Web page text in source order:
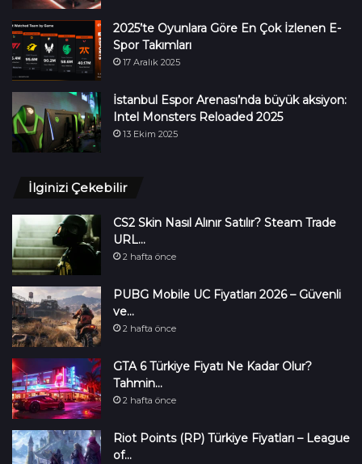
2025’te Oyunlara Göre En Çok İzlenen E-
Spor Takımları
17 Aralık 2025
İstanbul Espor Arenası’nda büyük aksiyon:
Intel Monsters Reloaded 2025
13 Ekim 2025
İlginizi Çekebilir
CS2 Skin Nasıl Alınır Satılır? Steam Trade
URL…
2 hafta önce
PUBG Mobile UC Fiyatları 2026 – Güvenli
ve…
2 hafta önce
GTA 6 Türkiye Fiyatı Ne Kadar Olur?
Tahmin…
2 hafta önce
Riot Points (RP) Türkiye Fiyatları – League
of…